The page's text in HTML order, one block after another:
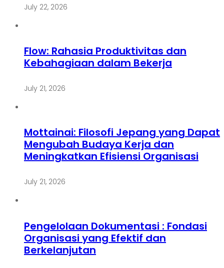
July 22, 2026
Flow: Rahasia Produktivitas dan
Kebahagiaan dalam Bekerja
July 21, 2026
Mottainai: Filosofi Jepang yang Dapat
Mengubah Budaya Kerja dan
Meningkatkan Efisiensi Organisasi
July 21, 2026
Pengelolaan Dokumentasi : Fondasi
Organisasi yang Efektif dan
Berkelanjutan